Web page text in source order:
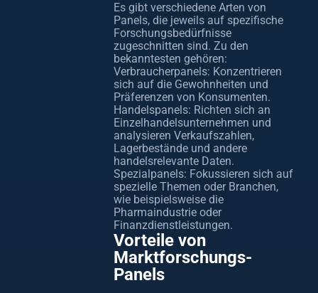
Es gibt verschiedene Arten von
Panels, die jeweils auf spezifische
Forschungsbedürfnisse
zugeschnitten sind. Zu den
bekanntesten gehören:
Verbraucherpanels: Konzentrieren
sich auf die Gewohnheiten und
Präferenzen von Konsumenten.
Handelspanels: Richten sich an
Einzelhandelsunternehmen und
analysieren Verkaufszahlen,
Lagerbestände und andere
handelsrelevante Daten.
Spezialpanels: Fokussieren sich auf
spezielle Themen oder Branchen,
wie beispielsweise die
Pharmaindustrie oder
Finanzdienstleistungen.
Vorteile von
Marktforschungs-
Panels